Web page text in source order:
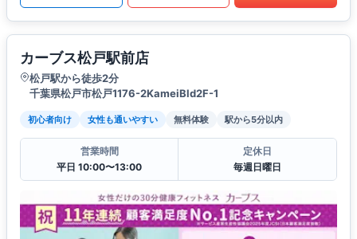
カーブス松戸駅前店
松戸駅から徒歩2分
千葉県松戸市松戸1176-2KameiBld2F-1
初心者向け 女性も通いやすい 無料体験 駅から5分以内
営業時間
平日 10:00〜13:00
定休日
毎週日曜日